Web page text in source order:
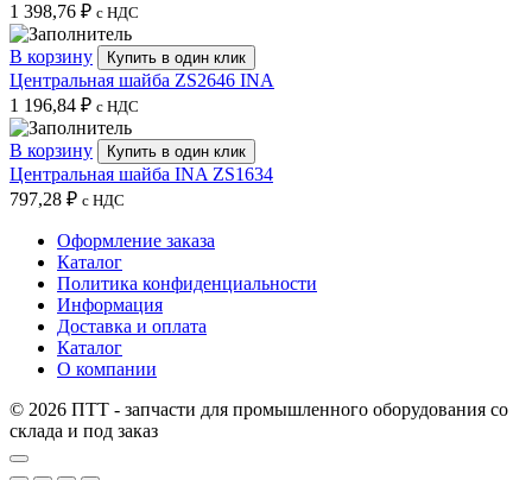
1 398,76 ₽ с НДС
В корзину Купить в один клик
Центральная шайба ZS2646 INA
1 196,84 ₽ с НДС
В корзину Купить в один клик
Центральная шайба INA ZS1634
797,28 ₽ с НДС
Оформление заказа
Каталог
Политика конфиденциальности
Информация
Доставка и оплата
Каталог
О компании
© 2026 ПТТ - запчасти для промышленного оборудования со
склада и под заказ